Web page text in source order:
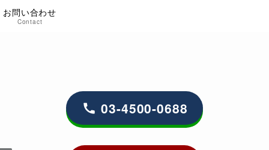
お問い合わせ
Contact
03-4500-0688